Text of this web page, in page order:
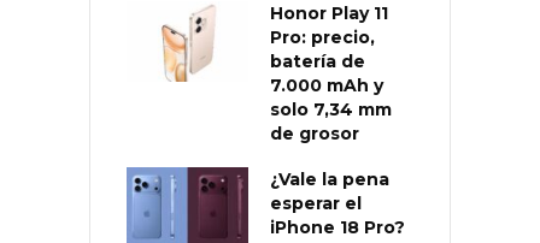
Honor Play 11
Pro: precio,
batería de
7.000 mAh y
solo 7,34 mm
de grosor
¿Vale la pena
esperar el
iPhone 18 Pro?